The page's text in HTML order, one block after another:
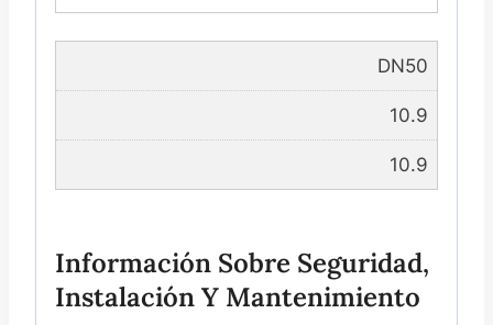
DN50
10.9
10.9
Información Sobre Seguridad,
Instalación Y Mantenimiento